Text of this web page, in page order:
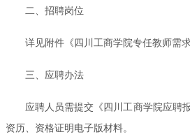
二、招聘岗位
详见附件《四川工商学院专任教师需求
三、应聘办法
应聘人员需提交《四川工商学院应聘
资历、资格证明电子版材料。